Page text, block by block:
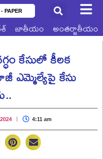
- PAPER
జాతీయం అంతర్జాతీయం
కేసులో కీలక
కేసు
4:11 am